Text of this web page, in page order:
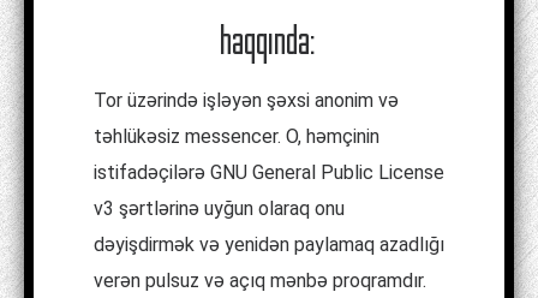
haqqında:
Tor üzərində işləyən şəxsi anonim və
təhlükəsiz messencer. O, həmçinin
istifadəçilərə GNU General Public License
v3 şərtlərinə uyğun olaraq onu
dəyişdirmək və yenidən paylamaq azadlığı
verən pulsuz və açıq mənbə proqramdır.